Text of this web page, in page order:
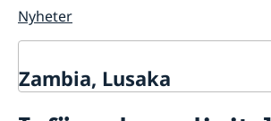
Nyheter
Zambia, Lusaka